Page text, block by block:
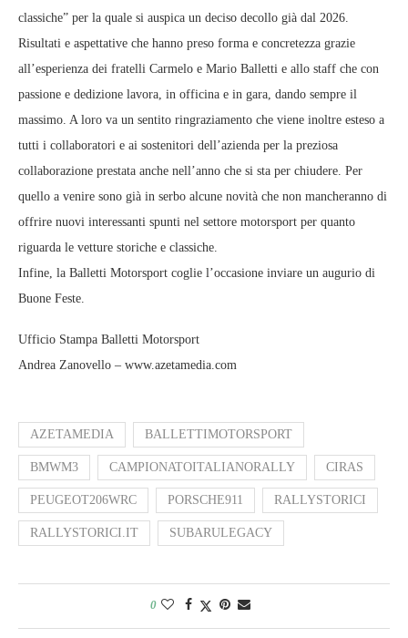
classiche” per la quale si auspica un deciso decollo già dal 2026.
Risultati e aspettative che hanno preso forma e concretezza grazie
all’esperienza dei fratelli Carmelo e Mario Balletti e allo staff che con
passione e dedizione lavora, in officina e in gara, dando sempre il
massimo. A loro va un sentito ringraziamento che viene inoltre esteso a
tutti i collaboratori e ai sostenitori dell’azienda per la preziosa
collaborazione prestata anche nell’anno che si sta per chiudere. Per
quello a venire sono già in serbo alcune novità che non mancheranno di
offrire nuovi interessanti spunti nel settore motorsport per quanto
riguarda le vetture storiche e classiche.
Infine, la Balletti Motorsport coglie l’occasione inviare un augurio di
Buone Feste.
Ufficio Stampa Balletti Motorsport
Andrea Zanovello – www.azetamedia.com
AZETAMEDIA BALLETTIMOTORSPORT
BMWM3 CAMPIONATOITALIANORALLY CIRAS
PEUGEOT206WRC PORSCHE911 RALLYSTORICI
RALLYSTORICI.IT SUBARULEGACY
0